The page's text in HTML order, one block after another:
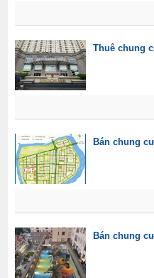
Thuê chung
Bán chung
Bán chung